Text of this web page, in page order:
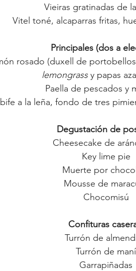
Vieiras gratinadas de
Vitel toné, alcaparras fritas,
Principales (dos a
rosado (duxell de
lemongrass y papas
Paella de pescados y
a la leña, fondo de tres
Degustación de
Cheesecake de
Key lime pie
Muerte por
Mousse de
Chocomisú
Confituras
Turrón de
Turrón de maní
Garrapiñadas